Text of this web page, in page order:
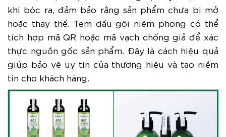
khi bóc ra, đảm bảo rằng sản phẩm chưa bị mở
hoặc thay thế. Tem dầu gội niêm phong có thể
tích hợp mã QR hoặc mã vạch chống giả để xác
thực nguồn gốc sản phẩm. Đây là cách hiệu quả
giúp bảo vệ uy tín của thương hiệu và tạo niềm
tin cho khách hàng.